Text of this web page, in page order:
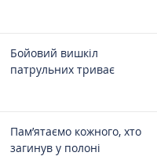
Бойовий вишкіл
патрульних триває
Пам’ятаємо кожного, хто
загинув у полоні